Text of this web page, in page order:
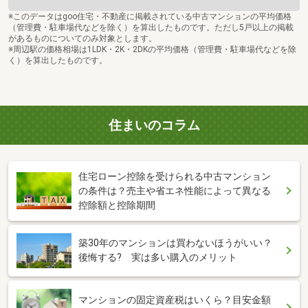
※このデータはgoo住宅・不動産に掲載されている中古マンションの平均価格
（管理費・駐車場代などを除く）を算出したものです。ただし5戸以上の掲載
があるものについてのみ対象とします。
※周辺駅の価格相場は1LDK・2K・2DKの平均価格（管理費・駐車場代などを除
く）を算出したものです。
住まいのコラム
住宅ローン控除を受けられる中古マンション
の条件は？売主や省エネ性能によって異なる
控除額と控除期間
築30年のマンションは買わないほうがいい？
後悔する? 実は多い購入のメリット
マンションの固定資産税はいくら？目安金額